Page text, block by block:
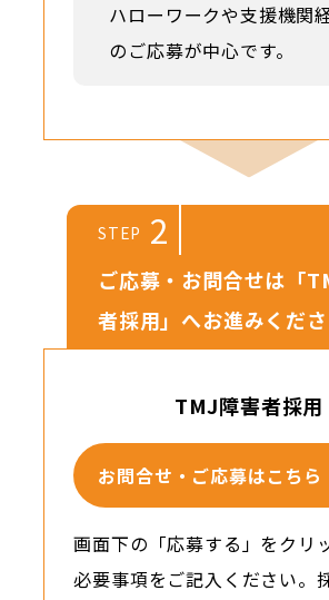
ハローワークや支援機関
のご応募が中心です。
STEP 2
ご応募・お問合せは「
者採用」へお進みくだ
TMJ障害者採用
お問合せ・ご応募はこちら
画面下の「応募する」をクリ
必要事項をご記入ください。